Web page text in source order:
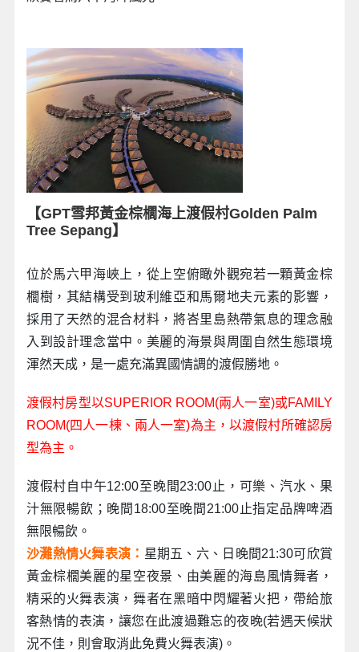
【GPT雪邦黃金棕櫚海上渡假村Golden Palm
Tree Sepang】
位於馬六甲海峽上，從上空俯瞰外觀宛若一顆黃金棕
櫚樹，其結構受到玻利維亞和馬爾地夫元素的影響，
採用了天然的混合材料，將峇里島熱帶氣息的理念融
入到設計理念當中。美麗的海景與周圍自然生態環境
渾然天成，是一處充滿異國情調的渡假勝地。
渡假村房型以SUPERIOR ROOM(兩人一室)或FAMILY
ROOM(四人一棟、兩人一室)為主，以渡假村所確認房
型為主。
渡假村自中午12:00至晚間23:00止，可樂、汽水、果
汁無限暢飲；晚間18:00至晚間21:00止指定品牌啤酒
無限暢飲。
沙灘熱情火舞表演： 星期五、六、日晚間21:30可欣賞
黃金棕櫚美麗的星空夜景、由美麗的海島風情舞者，
精采的火舞表演，舞者在黑暗中閃耀著火把，帶給旅
客熱情的表演，讓您在此渡過難忘的夜晚(若遇天候狀
況不佳，則會取消此免費火舞表演)。